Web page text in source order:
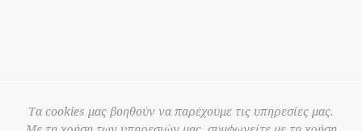
Τα cookies μας βοηθούν να παρέχουμε τις υπηρεσίες μας.